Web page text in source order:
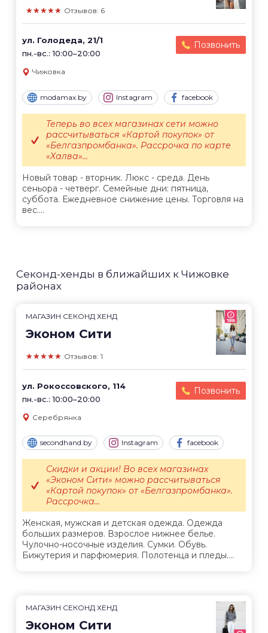
★★★★★ Отзывов: 6
ул. Голодеда, 21/1
пн.-вс.: 10:00–20:00
Позвонить
Чижовка
modamax.by Instagram facebook
Новый товар - вторник. Люкс - среда. День
сеньора - четверг. Семейные дни: пятница,
суббота. Ежедневное снижение цены. Торговля на
вес....
Теперь во всех магазинах сети можно
рассчитываться «Картой покупок» от
«Белгазпромбанка». Рассрочка по карте
«Халва»...
Секонд-хенды в ближайших к Чижовке
районах
МАГАЗИН СЕКОНД ХЕНД
Эконом Сити
★★★★★ Отзывов: 1
ул. Рокоссовского, 114
пн.-вс.: 10:00–20:00
Позвонить
Серебрянка
secondhand.by Instagram facebook
Женская, мужская и детская одежда. Одежда
больших размеров. Взрослое нижнее белье.
Чулочно-носочные изделия. Сумки. Обувь.
Бижутерия и парфюмерия. Полотенца и пледы....
Скидки и акции! Во всех магазинах
«Эконом Сити» можно рассчитываться
«Картой покупок» от «Белгазпромбанка».
Рассрочка...
МАГАЗИН СЕКОНД ХЕНД
Эконом Сити